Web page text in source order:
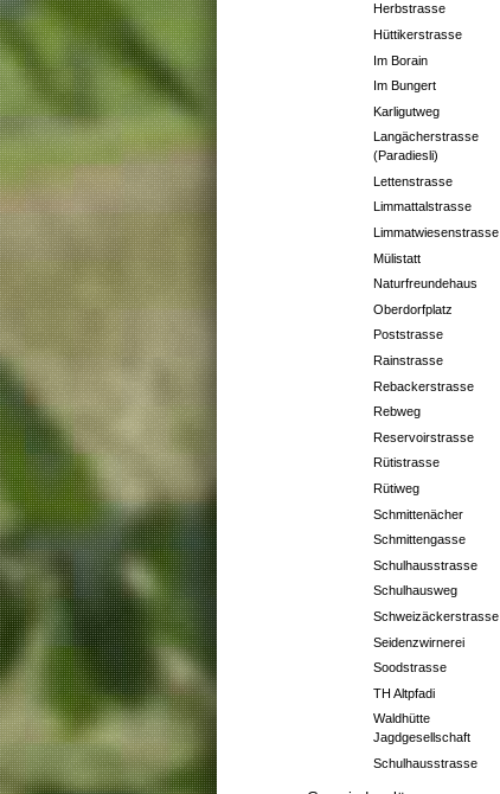
Herbstrasse
Hüttikerstrasse
Im Borain
Im Bungert
Karligutweg
Langächerstrasse
(Paradiesli)
Lettenstrasse
Limmattalstrasse
Limmatwiesenstrasse
Mülistatt
Naturfreundehaus
Oberdorfplatz
Poststrasse
Rainstrasse
Rebackerstrasse
Rebweg
Reservoirstrasse
Rütistrasse
Rütiweg
Schmittenächer
Schmittengasse
Schulhausstrasse
Schulhausweg
Schweizäckerstrasse
Seidenzwirnerei
Soodstrasse
TH Altpfadi
Waldhütte
Jagdgesellschaft
Schulhausstrasse